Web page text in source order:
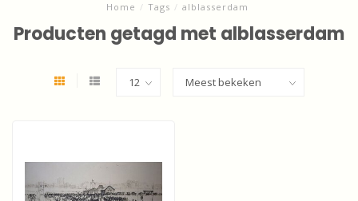
Home / Tags / alblasserdam
Producten getagd met alblasserdam